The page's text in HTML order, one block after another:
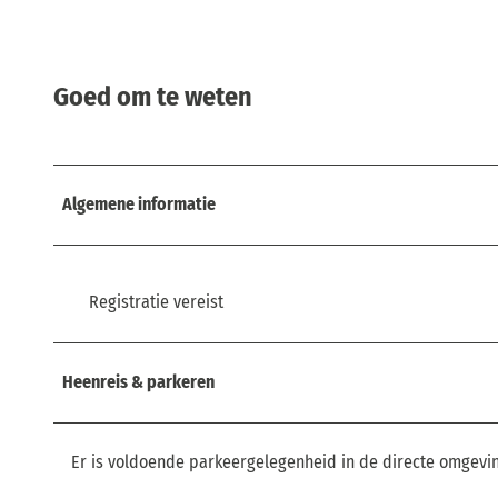
Goed om te weten
Algemene informatie
Registratie vereist
Heenreis & parkeren
Er is voldoende parkeergelegenheid in de directe